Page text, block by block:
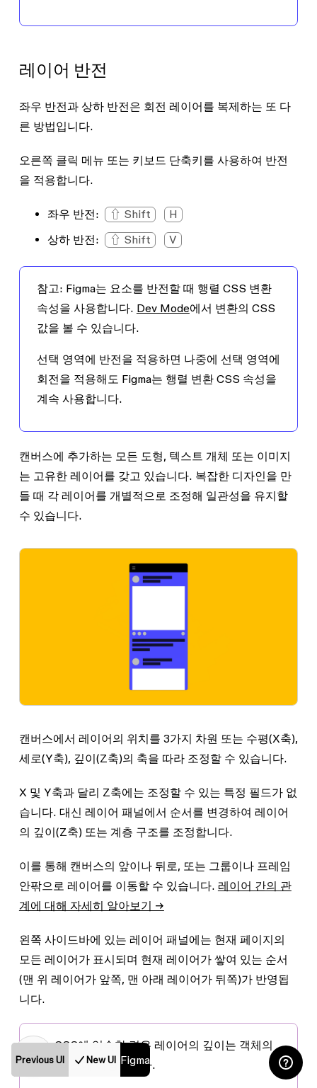
레이어 반전
좌우 반전과 상하 반전은 회전 레이어를 복제하는 또 다
른 방법입니다.
오른쪽 클릭 메뉴 또는 키보드 단축키를 사용하여 반전
을 적용합니다.
좌우 반전: ⇧ Shift
H
상하 반전:
⇧ Shift V
참고: Figma는 요소를 반전할 때 행렬 CSS 변환
속성을 사용합니다. Dev Mode에서 변환의 CSS
값을 볼 수 있습니다.
선택 영역에 반전을 적용하면 나중에 선택 영역에
회전을 적용해도 Figma는 행렬 변환 CSS 속성을
계속 사용합니다.
캔버스에 추가하는 모든 도형, 텍스트 개체 또는 이미지
는 고유한 레이어를 갖고 있습니다. 복잡한 디자인을 만
들 때 각 레이어를 개별적으로 조정해 일관성을 유지할
수 있습니다.
캔버스에서 레이어의 위치를 3가지 차원 또는 수평(X축),
세로(Y축), 깊이(Z축)의 축을 따라 조정할 수 있습니다.
X 및 Y축과 달리 Z축에는 조정할 수 있는 특정 필드가 없
습니다. 대신 레이어 패널에서 순서를 변경하여 레이어
의 깊이(Z축) 또는 계층 구조를 조정합니다.
이를 통해 캔버스의 앞이나 뒤로, 또는 그룹이나 프레임
안팎으로 레이어를 이동할 수 있습니다. 레이어 간의 관
계에 대해 자세히 알아보기 →
왼쪽 사이드바에 있는 레이어 패널에는 현재 페이지의
모든 레이어가 표시되며 현재 레이어가 쌓여 있는 순서
(맨 위 레이어가 앞쪽, 맨 아래 레이어가 뒤쪽)가 반영됩
니다.
팁:CSS에 익숙한 경우 레이어의 깊이는 객체의
z-인덱스에 해당합니다.
Previous UI New UI Figma